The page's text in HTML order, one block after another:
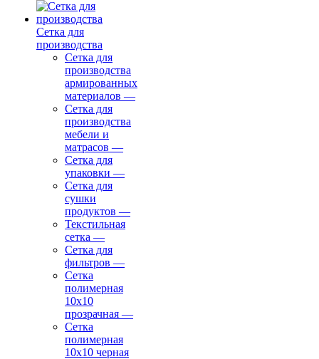
Сетка для
производства
Сетка для
производства
армированных
материалов —
Сетка для
производства
мебели и
матрасов —
Сетка для
упаковки —
Сетка для
сушки
продуктов —
Текстильная
сетка —
Сетка для
фильтров —
Сетка
полимерная
10х10
прозрачная —
Сетка
полимерная
10х10 черная